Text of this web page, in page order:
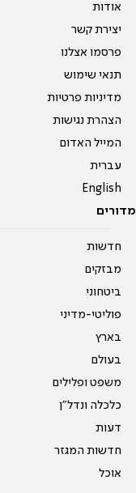
אודות
יצירת קשר
פרסמו אצלנו
תנאי שימוש
מדיניות פרטיות
הצהרת נגישות
המייל האדום
עברית
English
מדורים
חדשות
מבזקים
ביטחוני
פוליטי-מדיני
בארץ
בעולם
משפט ופלילים
כלכלה ונדל"ן
דעות
חדשות המגזר
אוכל